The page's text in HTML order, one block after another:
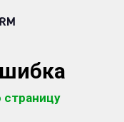
страницу